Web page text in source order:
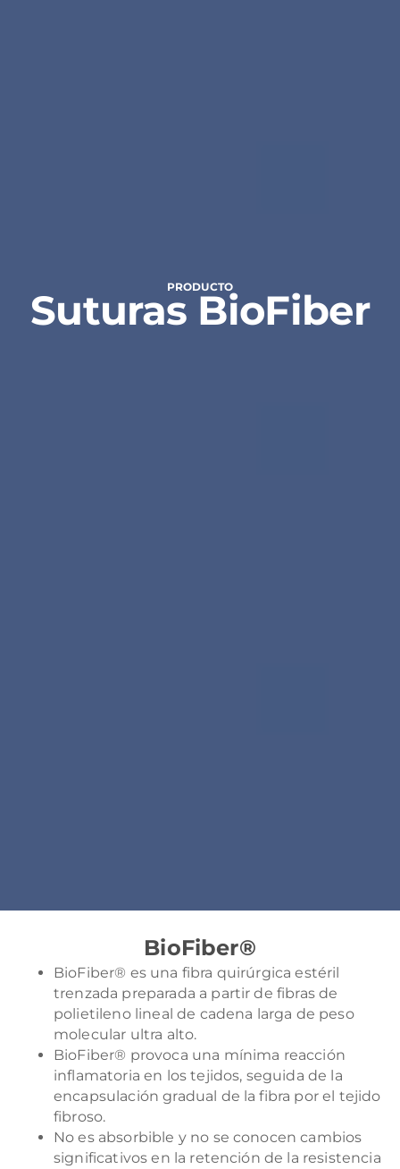
PRODUCTO
Suturas BioFiber
BioFiber®
BioFiber® es una fibra quirúrgica estéril
trenzada preparada a partir de fibras de
polietileno lineal de cadena larga de peso
molecular ultra alto.
BioFiber® provoca una mínima reacción
inflamatoria en los tejidos, seguida de la
encapsulación gradual de la fibra por el tejido
fibroso.
No es absorbible y no se conocen cambios
significativos en la retención de la resistencia